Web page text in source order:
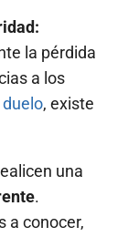
la pérdida
a los
duelo, existe
una
.
a conocer,